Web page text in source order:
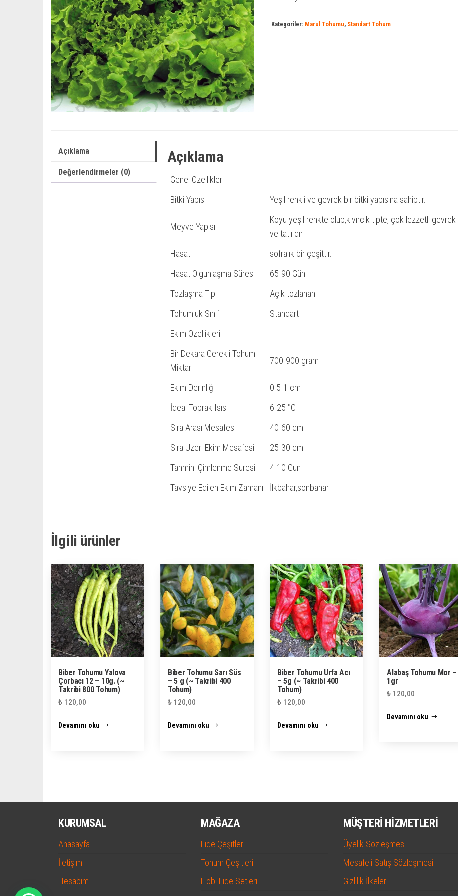
Kategoriler: Marul Tohumu, Standart Tohum
Açıklama
Değerlendirmeler (0)
Açıklama
Genel Özellikleri
Bitki Yapısı
Yeşil renkli ve gevrek bir bitki yapısına sahiptir.
Meyve Yapısı
Koyu yeşil renkte olup,kıvırcık tipte, çok lezzetli gevrek
ve tatlı dır.
Hasat
sofralık bir çeşittir.
Hasat Olgunlaşma Süresi
65-90 Gün
Tozlaşma Tipi
Açık tozlanan
Tohumluk Sınıfı
Standart
Ekim Özellikleri
Bir Dekara Gerekli Tohum
Miktarı
700-900 gram
Ekim Derinliği
0.5-1 cm
İdeal Toprak Isısı
6-25 °C
Sıra Arası Mesafesi
40-60 cm
Sıra Üzeri Ekim Mesafesi
25-30 cm
Tahmini Çimlenme Süresi
4-10 Gün
Tavsiye Edilen Ekim Zamanı
İlkbahar,sonbahar
İlgili ürünler
Biber Tohumu Yalova
Çorbacı 12 – 10g. (~
Takribi 800 Tohum)
₺ 120,00
Devamını oku
Biber Tohumu Sarı Süs
– 5 g (~ Takribi 400
Tohum)
₺ 120,00
Devamını oku
Biber Tohumu Urfa Acı
– 5g (~ Takribi 400
Tohum)
₺ 120,00
Devamını oku
Alabaş Tohumu Mor –
1gr
₺ 120,00
Devamını oku
KURUMSAL
Anasayfa
İletişim
Hesabım
MAĞAZA
Fide Çeşitleri
Tohum Çeşitleri
Hobi Fide Setleri
MÜŞTERI HIZMETLERI
Üyelik Sözleşmesi
Mesafeli Satış Sözleşmesi
Gizlilik İlkeleri